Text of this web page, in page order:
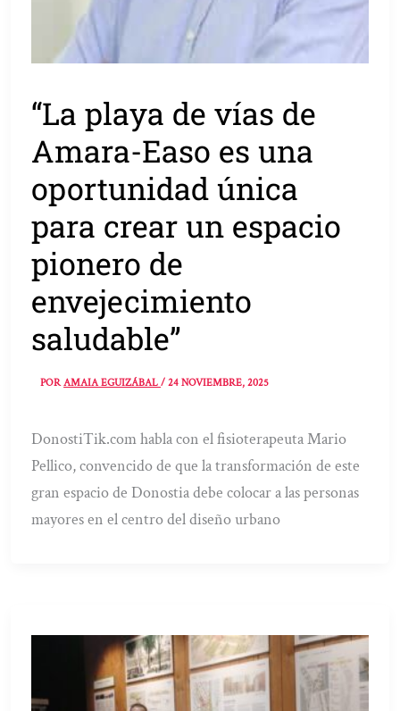
“La playa de vías de
Amara-Easo es una
oportunidad única
para crear un espacio
pionero de
envejecimiento
saludable”
PORAMAIA EGUIZÁBAL/24 NOVIEMBRE, 2025
DonostiTik.com habla con el fisioterapeuta Mario
Pellico, convencido de que la transformación de este
gran espacio de Donostia debe colocar a las personas
mayores en el centro del diseño urbano